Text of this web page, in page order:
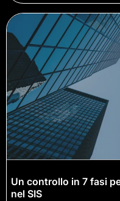
Un controllo in 7 fasi
nel SIS